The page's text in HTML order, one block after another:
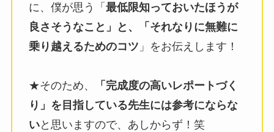
に、僕が思う「 最低限知っておいたほうが
良さそうなこと」と、「それなりに無難に
乗り越えるためのコツ 」をお伝えします！
★そのため、
「完成度の高いレポートづく
り」を目指している先生には参考にならな
いと思いますので、あしからず！笑